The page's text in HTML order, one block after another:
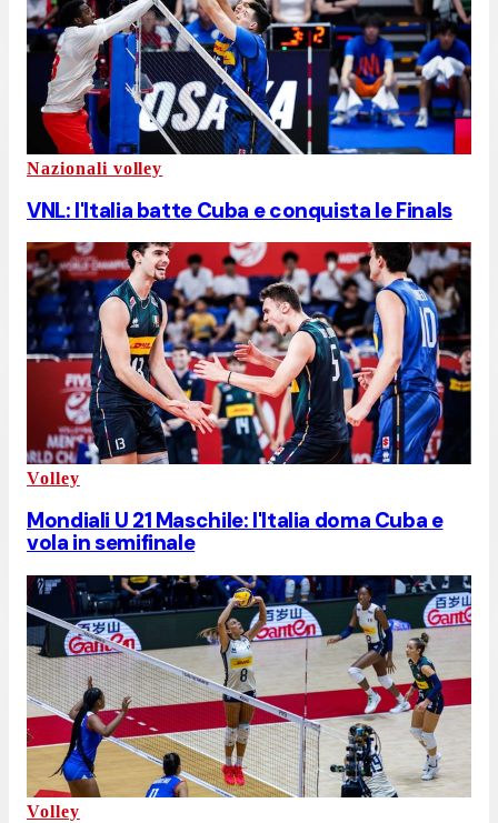
Nazionali volley
VNL: l'Italia batte Cuba e conquista le Finals
Volley
Mondiali U 21 Maschile: l'Italia doma Cuba e
vola in semifinale
Volley